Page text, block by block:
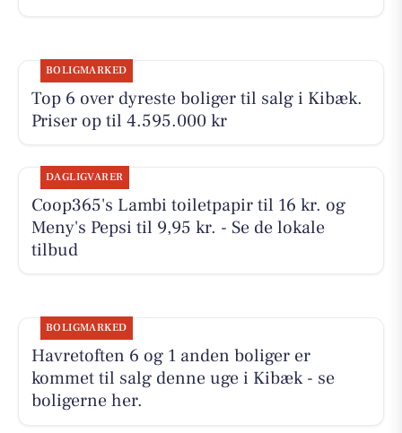
BOLIGMARKED
Top 6 over dyreste boliger til salg i Kibæk.
Priser op til 4.595.000 kr
DAGLIGVARER
Coop365's Lambi toiletpapir til 16 kr. og
Meny's Pepsi til 9,95 kr. - Se de lokale
tilbud
BOLIGMARKED
Havretoften 6 og 1 anden boliger er
kommet til salg denne uge i Kibæk - se
boligerne her.